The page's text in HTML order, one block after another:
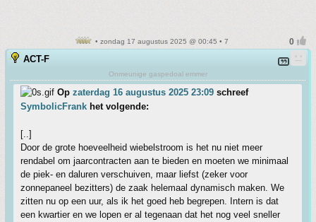
• zondag 17 augustus 2025 @ 00:45 • 7
ACT-F
Onmeunige gaspedoal emmer
Op zaterdag 16 augustus 2025 23:09 schreef
SymbolicFrank het volgende:
[..]
Door de grote hoeveelheid wiebelstroom is het nu niet meer
rendabel om jaarcontracten aan te bieden en moeten we minimaal
de piek- en daluren verschuiven, maar liefst (zeker voor
zonnepaneel bezitters) de zaak helemaal dynamisch maken. We
zitten nu op een uur, als ik het goed heb begrepen. Intern is dat
een kwartier en we lopen er al tegenaan dat het nog veel sneller